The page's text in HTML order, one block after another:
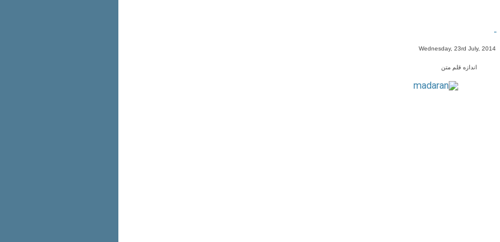
-
Wednesday, 23rd July, 2014
اندازه قلم متن